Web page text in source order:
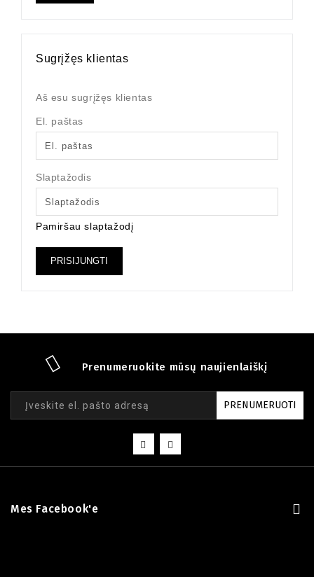
Sugrįžęs klientas
Aš esu sugrįžęs klientas
El. paštas
Slaptažodis
Pamiršau slaptažodį
Prenumeruokite mūsų naujienlaiškį
PRENUMERUOTI
Mes Facebook'e